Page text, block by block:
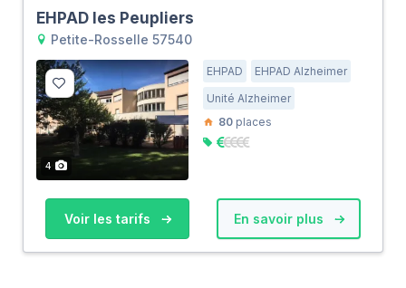
EHPAD les Peupliers
Petite-Rosselle 57540
4
EHPAD
EHPAD Alzheimer
Unité Alzheimer
80 places
Voir les tarifs En savoir plus